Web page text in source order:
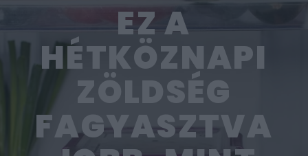
EZ A
HÉTKÖZNAPI
ZÖLDSÉG
FAGYASZTVA